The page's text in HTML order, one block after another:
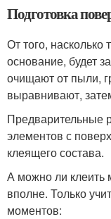
Подготовка
От того, насколько
основание, будет
очищают от пыли,
выравнивают,
Предварительные
элементов с
клеящего состава.
А можно ли клеить
вполне. Только
моментов: